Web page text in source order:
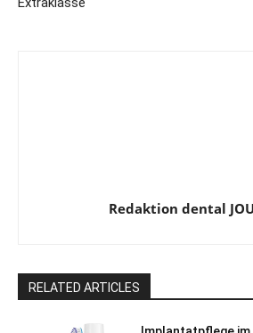
Redaktion dental
RELATED ARTICLES